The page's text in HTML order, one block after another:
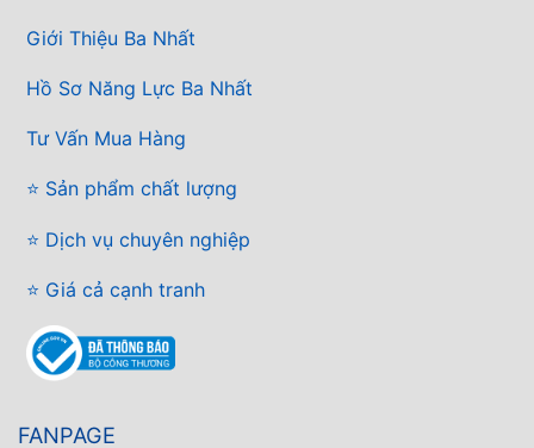
Giới Thiệu Ba Nhất
Hồ Sơ Năng Lực Ba Nhất
Tư Vấn Mua Hàng
⭐ Sản phẩm chất lượng
⭐ Dịch vụ chuyên nghiệp
⭐ Giá cả cạnh tranh
FANPAGE